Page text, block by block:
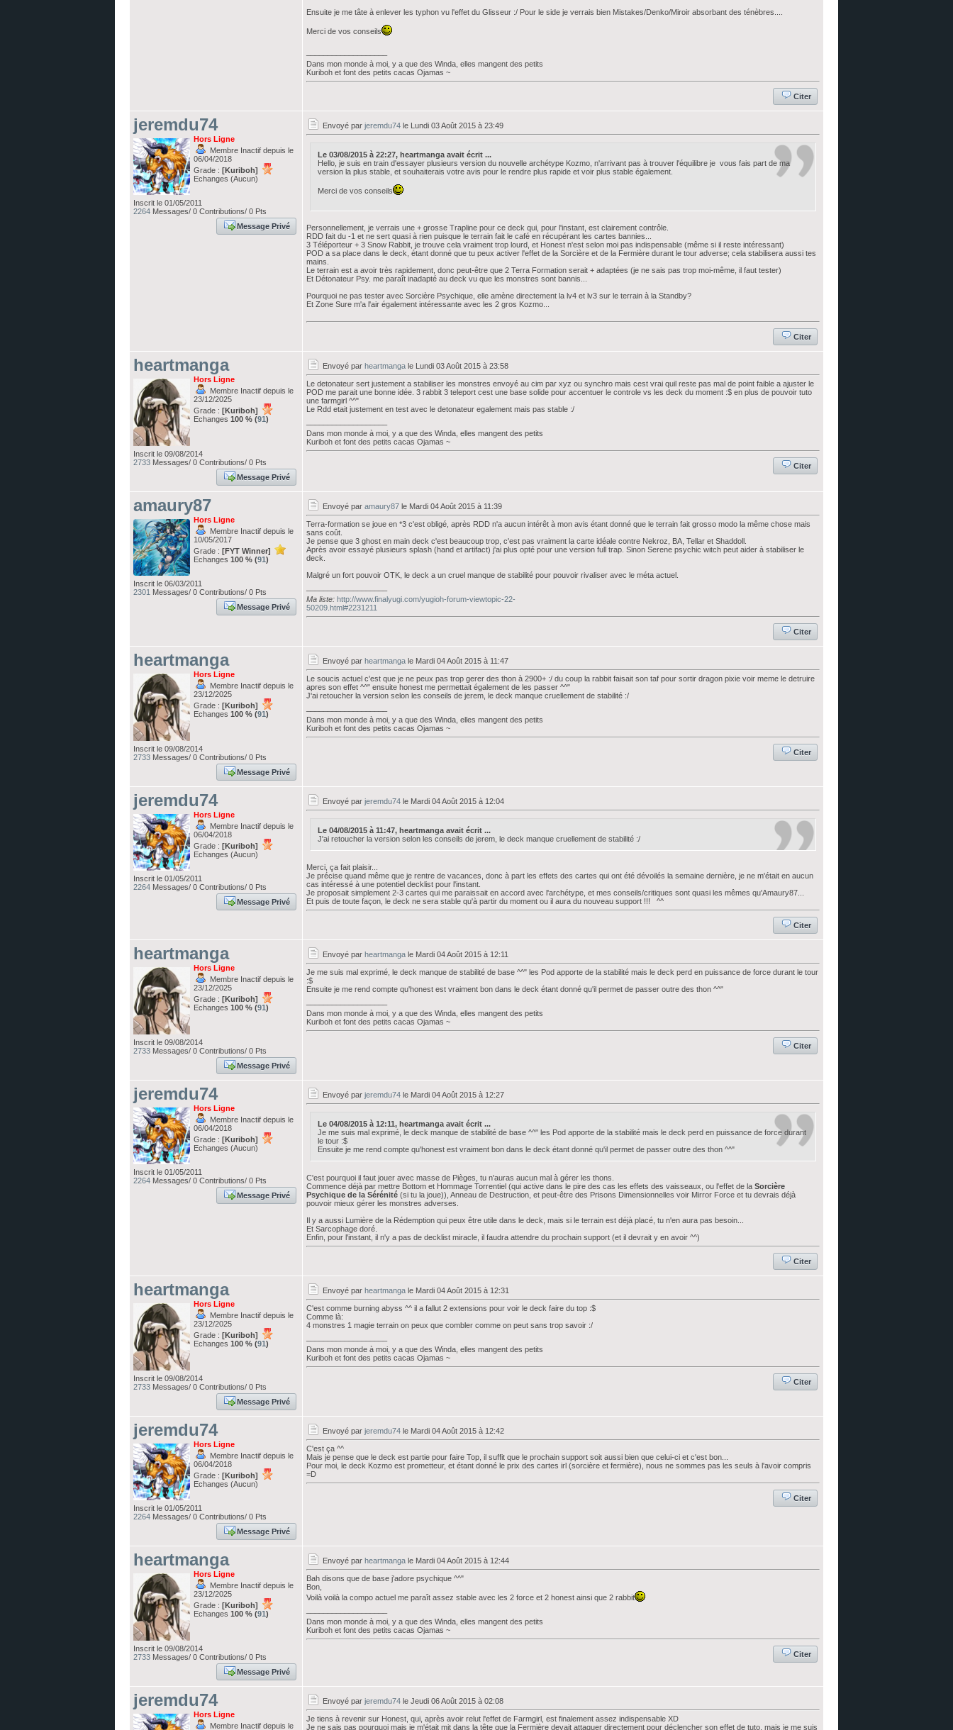
Ensuite je me tâte à enlever les typhon vu l'effet du Glisseur :/ Pour le side je verrais bien Mistakes/Denko/Miroir absorbant des ténèbres....
Merci de vos conseils
Dans mon monde à moi, y a que des Winda, elles mangent des petits
Kuriboh et font des petits cacas Ojamas ~
Citer
jeremdu74
Hors Ligne
Membre Inactif depuis le
06/04/2018
Grade : [Kuriboh]
Echanges (Aucun)
Inscrit le 01/05/2011
2264 Messages/ 0 Contributions/ 0 Pts
Message Privé
Envoyé par jeremdu74 le Lundi 03 Août 2015 à 23:49
Le 03/08/2015 à 22:27, heartmanga avait écrit ...
Hello, je suis en train d'essayer plusieurs version du nouvelle archétype Kozmo, n'arrivant pas à trouver l'équilibre je vous fais part de ma
version la plus stable, et souhaiterais votre avis pour le rendre plus rapide et voir plus stable également.
Merci de vos conseils
Personnellement, je verrais une + grosse Trapline pour ce deck qui, pour l'instant, est clairement contrôle.
RDD fait du -1 et ne sert quasi à rien puisque le terrain fait le café en récupérant les cartes bannies...
3 Téléporteur + 3 Snow Rabbit, je trouve cela vraiment trop lourd, et Honest n'est selon moi pas indispensable (même si il reste intéressant)
POD a sa place dans le deck, étant donné que tu peux activer l'effet de la Sorcière et de la Fermière durant le tour adverse; cela stabilisera aussi tes
mains.
Le terrain est a avoir très rapidement, donc peut-être que 2 Terra Formation serait + adaptées (je ne sais pas trop moi-même, il faut tester)
Et Détonateur Psy. me paraît inadapté au deck vu que les monstres sont bannis...
Pourquoi ne pas tester avec Sorcière Psychique, elle amène directement la lv4 et lv3 sur le terrain à la Standby?
Et Zone Sure m'a l'air également intéressante avec les 2 gros Kozmo...
Citer
heartmanga
Hors Ligne
Membre Inactif depuis le
23/12/2025
Grade : [Kuriboh]
Echanges 100 % (91)
Inscrit le 09/08/2014
2733 Messages/ 0 Contributions/ 0 Pts
Message Privé
Envoyé par heartmanga le Lundi 03 Août 2015 à 23:58
Le detonateur sert justement a stabiliser les monstres envoyé au cim par xyz ou synchro mais cest vrai quil reste pas mal de point faible a ajuster le
POD me parait une bonne idée. 3 rabbit 3 teleport cest une base solide pour accentuer le controle vs les deck du moment :$ en plus de pouvoir tuto
une farmgirl ^^"
Le Rdd etait justement en test avec le detonateur egalement mais pas stable :/
Dans mon monde à moi, y a que des Winda, elles mangent des petits
Kuriboh et font des petits cacas Ojamas ~
Citer
amaury87
Hors Ligne
Membre Inactif depuis le
10/05/2017
Grade : [FYT Winner]
Echanges 100 % (91)
Inscrit le 06/03/2011
2301 Messages/ 0 Contributions/ 0 Pts
Message Privé
Envoyé par amaury87 le Mardi 04 Août 2015 à 11:39
Terra-formation se joue en *3 c'est obligé, après RDD n'a aucun intérêt à mon avis étant donné que le terrain fait grosso modo la même chose mais
sans coût.
Je pense que 3 ghost en main deck c'est beaucoup trop, c'est pas vraiment la carte idéale contre Nekroz, BA, Tellar et Shaddoll.
Après avoir essayé plusieurs splash (hand et artifact) j'ai plus opté pour une version full trap. Sinon Serene psychic witch peut aider à stabiliser le
deck.
Malgré un fort pouvoir OTK, le deck a un cruel manque de stabilité pour pouvoir rivaliser avec le méta actuel.
Ma liste: http://www.finalyugi.com/yugioh-forum-viewtopic-22-
50209.html#2231211
Citer
heartmanga
Hors Ligne
Membre Inactif depuis le
23/12/2025
Grade : [Kuriboh]
Echanges 100 % (91)
Inscrit le 09/08/2014
2733 Messages/ 0 Contributions/ 0 Pts
Message Privé
Envoyé par heartmanga le Mardi 04 Août 2015 à 11:47
Le soucis actuel c'est que je ne peux pas trop gerer des thon à 2900+ :/ du coup la rabbit faisait son taf pour sortir dragon pixie voir meme le detruire
apres son effet ^^" ensuite honest me permettait également de les passer ^^"
J'ai retoucher la version selon les conseils de jerem, le deck manque cruellement de stabilité :/
Dans mon monde à moi, y a que des Winda, elles mangent des petits
Kuriboh et font des petits cacas Ojamas ~
Citer
jeremdu74
Hors Ligne
Membre Inactif depuis le
06/04/2018
Grade : [Kuriboh]
Echanges (Aucun)
Inscrit le 01/05/2011
2264 Messages/ 0 Contributions/ 0 Pts
Message Privé
Envoyé par jeremdu74 le Mardi 04 Août 2015 à 12:04
Le 04/08/2015 à 11:47, heartmanga avait écrit ...
J'ai retoucher la version selon les conseils de jerem, le deck manque cruellement de stabilité :/
Merci, ça fait plaisir...
Je précise quand même que je rentre de vacances, donc à part les effets des cartes qui ont été dévoilés la semaine dernière, je ne m'était en aucun
cas intéressé à une potentiel decklist pour l'instant.
Je proposait simplement 2-3 cartes qui me paraissait en accord avec l'archétype, et mes conseils/critiques sont quasi les mêmes qu'Amaury87...
Et puis de toute façon, le deck ne sera stable qu'à partir du moment ou il aura du nouveau support !!! ^^
Citer
heartmanga
Hors Ligne
Membre Inactif depuis le
23/12/2025
Grade : [Kuriboh]
Echanges 100 % (91)
Inscrit le 09/08/2014
2733 Messages/ 0 Contributions/ 0 Pts
Message Privé
Envoyé par heartmanga le Mardi 04 Août 2015 à 12:11
Je me suis mal exprimé, le deck manque de stabilité de base ^^" les Pod apporte de la stabilité mais le deck perd en puissance de force durant le tour
:$
Ensuite je me rend compte qu'honest est vraiment bon dans le deck étant donné qu'il permet de passer outre des thon ^^"
Dans mon monde à moi, y a que des Winda, elles mangent des petits
Kuriboh et font des petits cacas Ojamas ~
Citer
jeremdu74
Hors Ligne
Membre Inactif depuis le
06/04/2018
Grade : [Kuriboh]
Echanges (Aucun)
Inscrit le 01/05/2011
2264 Messages/ 0 Contributions/ 0 Pts
Message Privé
Envoyé par jeremdu74 le Mardi 04 Août 2015 à 12:27
Le 04/08/2015 à 12:11, heartmanga avait écrit ...
Je me suis mal exprimé, le deck manque de stabilité de base ^^" les Pod apporte de la stabilité mais le deck perd en puissance de force durant
le tour :$
Ensuite je me rend compte qu'honest est vraiment bon dans le deck étant donné qu'il permet de passer outre des thon ^^"
C'est pourquoi il faut jouer avec masse de Pièges, tu n'auras aucun mal à gérer les thons.
Commence déjà par mettre Bottom et Hommage Torrentiel (qui active dans le pire des cas les effets des vaisseaux, ou l'effet de la Sorcière
Psychique de la Sérénité (si tu la joue)), Anneau de Destruction, et peut-être des Prisons Dimensionnelles voir Mirror Force et tu devrais déjà
pouvoir mieux gérer les monstres adverses.
Il y a aussi Lumière de la Rédemption qui peux être utile dans le deck, mais si le terrain est déjà placé, tu n'en aura pas besoin...
Et Sarcophage doré.
Enfin, pour l'instant, il n'y a pas de decklist miracle, il faudra attendre du prochain support (et il devrait y en avoir ^^)
Citer
heartmanga
Hors Ligne
Membre Inactif depuis le
23/12/2025
Grade : [Kuriboh]
Echanges 100 % (91)
Inscrit le 09/08/2014
2733 Messages/ 0 Contributions/ 0 Pts
Message Privé
Envoyé par heartmanga le Mardi 04 Août 2015 à 12:31
C'est comme burning abyss ^^ il a fallut 2 extensions pour voir le deck faire du top :$
Comme là:
4 monstres 1 magie terrain on peux que combler comme on peut sans trop savoir :/
Dans mon monde à moi, y a que des Winda, elles mangent des petits
Kuriboh et font des petits cacas Ojamas ~
Citer
jeremdu74
Hors Ligne
Membre Inactif depuis le
06/04/2018
Grade : [Kuriboh]
Echanges (Aucun)
Inscrit le 01/05/2011
2264 Messages/ 0 Contributions/ 0 Pts
Message Privé
Envoyé par jeremdu74 le Mardi 04 Août 2015 à 12:42
C'est ça ^^
Mais je pense que le deck est partie pour faire Top, il suffit que le prochain support soit aussi bien que celui-ci et c'est bon...
Pour moi, le deck Kozmo est prometteur, et étant donné le prix des cartes irl (sorcière et fermière), nous ne sommes pas les seuls à l'avoir compris
=D
Citer
heartmanga
Hors Ligne
Membre Inactif depuis le
23/12/2025
Grade : [Kuriboh]
Echanges 100 % (91)
Inscrit le 09/08/2014
2733 Messages/ 0 Contributions/ 0 Pts
Message Privé
Envoyé par heartmanga le Mardi 04 Août 2015 à 12:44
Bah disons que de base j'adore psychique ^^"
Bon,
Voilà voilà la compo actuel me paraît assez stable avec les 2 force et 2 honest ainsi que 2 rabbit
Dans mon monde à moi, y a que des Winda, elles mangent des petits
Kuriboh et font des petits cacas Ojamas ~
Citer
jeremdu74
Hors Ligne
Membre Inactif depuis le
Envoyé par jeremdu74 le Jeudi 06 Août 2015 à 02:08
Je tiens à revenir sur Honest, qui, après avoir relut l'effet de Farmgirl, est finalement assez indispensable XD
Je ne sais pas pourquoi mais je m'était mit dans la tête que la Fermière devait attaquer directement pour déclencher son effet de tuto, mais je me suis